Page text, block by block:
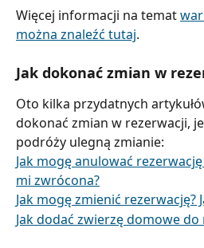
Więcej informacji na temat
można znaleźć tutaj.
Jak dokonać zmian w
Oto kilka przydatnych
dokonać zmian w rezerwacji,
podróży ulegną zmianie:
Jak mogę anulować
mi zwrócona?
Jak mogę zmienić rezerwację?
Jak dodać zwierzę domowe do